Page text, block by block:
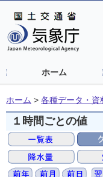
ホーム
ホーム > 各種データ・資
１時間ごとの値